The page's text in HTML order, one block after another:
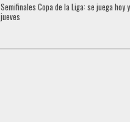
Semifinales Copa de la Liga: se juega hoy
jueves